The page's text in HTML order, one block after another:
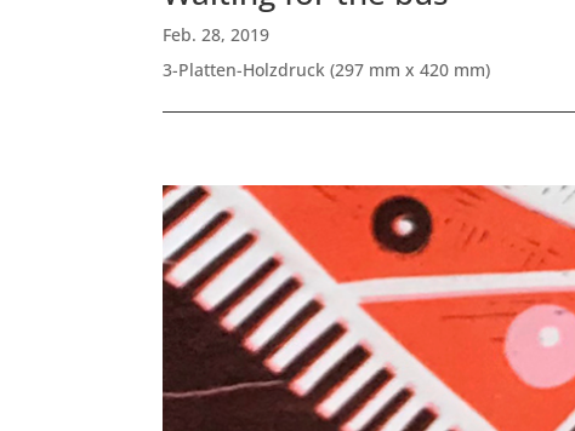
Feb. 28, 2019
3-Platten-Holzdruck (297 mm x 420 mm)